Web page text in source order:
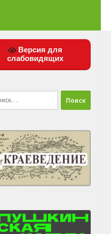
Версия для
слабовидящих